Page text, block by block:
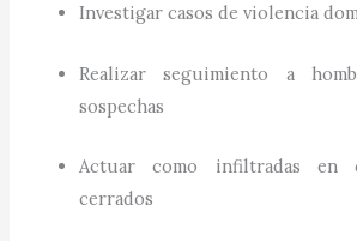
Investigar casos de violencia
Realizar seguimiento a
sospechas
Actuar como infiltradas en
cerrados